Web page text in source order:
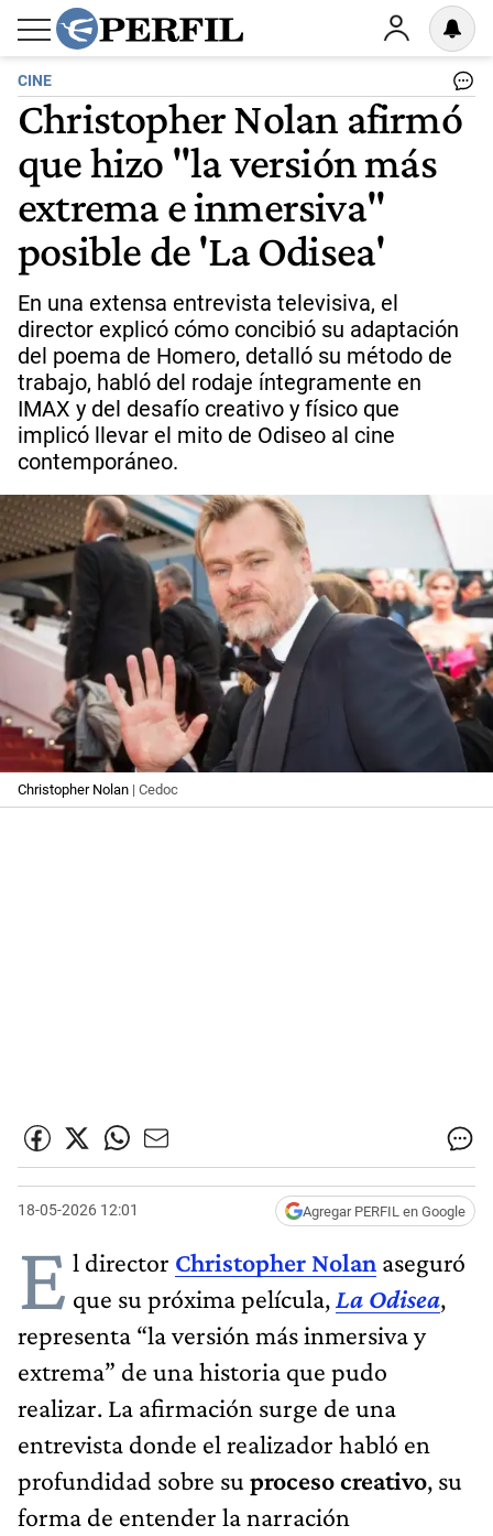
CINE
Christopher Nolan afirmó
que hizo "la versión más
extrema e inmersiva"
posible de 'La Odisea'
En una extensa entrevista televisiva, el
director explicó cómo concibió su adaptación
del poema de Homero, detalló su método de
trabajo, habló del rodaje íntegramente en
IMAX y del desafío creativo y físico que
implicó llevar el mito de Odiseo al cine
contemporáneo.
Christopher Nolan | Cedoc
18-05-2026 12:01 Agregar PERFIL en Google
E l director Christopher Nolan aseguró
que su próxima película,La Odisea,
representa “la versión más inmersiva y
extrema” de una historia que pudo
realizar. La afirmación surge de una
entrevista donde el realizador habló en
profundidad sobre su proceso creativo, su
forma de entender la narración